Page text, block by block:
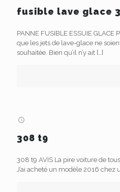
fusible lave glace
PANNE FUSIBLE ESSUIE
que les jets de lave-glace ne
souhaitée. Bien qu’il n’y ait […]
308 t9
308 t9 AVIS La pire voiture de
J’ai acheté un modèle 2016 chez